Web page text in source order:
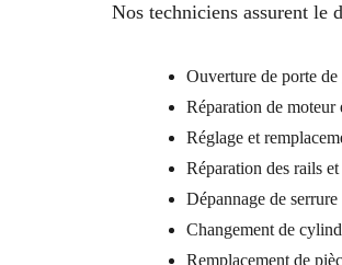
Nos techniciens assurent le
Ouverture de porte de
Réparation de moteur
Réglage et
Réparation des rails et
Dépannage de serrure
Changement de
Remplacement de